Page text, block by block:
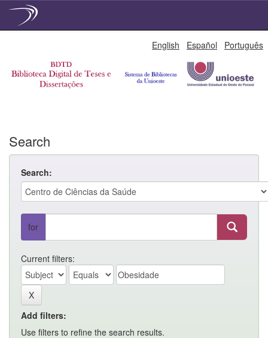
English Español Português
Search
Search:
for
Current filters:
Add filters:
Use filters to refine the search results.